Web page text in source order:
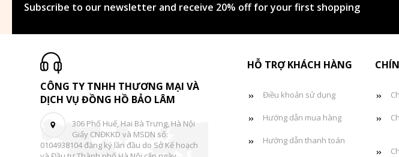
Subscribe to our newsletter and receive 20% off for your first shopping
CÔNG TY TNHH THƯƠNG MẠI VÀ
DỊCH VỤ ĐỒNG HỒ BẢO LÂM
306 Phố Huế, Hai Bà Trưng, Hà Nội
Giấy CNĐKKD và MSDN số:
0104938104 đăng ký lần đầu do Sở Kế hoạch
HỖ TRỢ KHÁCH HÀNG
Điều khoản sử dụng
Hướng dẫn mua hàng
Hướng dẫn thanh toán